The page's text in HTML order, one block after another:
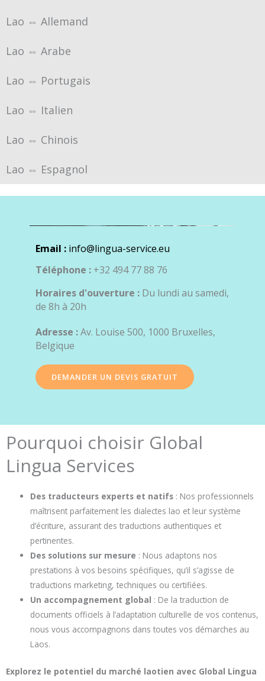
Lao ⇔ Allemand
Lao ⇔ Arabe
Lao ⇔ Portugais
Lao ⇔ Italien
Lao ⇔ Chinois
Lao ⇔ Espagnol
Email : info@lingua-service.eu
Téléphone : +32 494 77 88 76
Horaires d'ouverture : Du lundi au samedi,
de 8h à 20h
Adresse :Av. Louise 500, 1000 Bruxelles,
Belgique
DEMANDER UN DEVIS GRATUIT
Pourquoi choisir Global
Lingua Services
Des traducteurs experts et natifs : Nos professionnels
maîtrisent parfaitement les dialectes lao et leur système
d’écriture, assurant des traductions authentiques et
pertinentes.
Des solutions sur mesure : Nous adaptons nos
prestations à vos besoins spécifiques, qu’il s’agisse de
traductions marketing, techniques ou certifiées.
Un accompagnement global : De la traduction de
documents officiels à l’adaptation culturelle de vos contenus,
nous vous accompagnons dans toutes vos démarches au
Laos.
Explorez le potentiel du marché laotien avec Global Lingua